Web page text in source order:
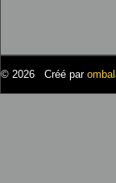
© 2026 Créé par